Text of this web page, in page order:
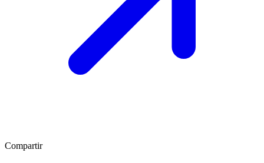
Compartir